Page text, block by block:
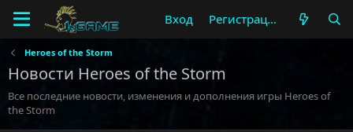
Вход Регистрация
Heroes of the Storm
Новости Heroes of the Storm
Все последние новости, изменения и дополнения игры Heroes of
the Storm